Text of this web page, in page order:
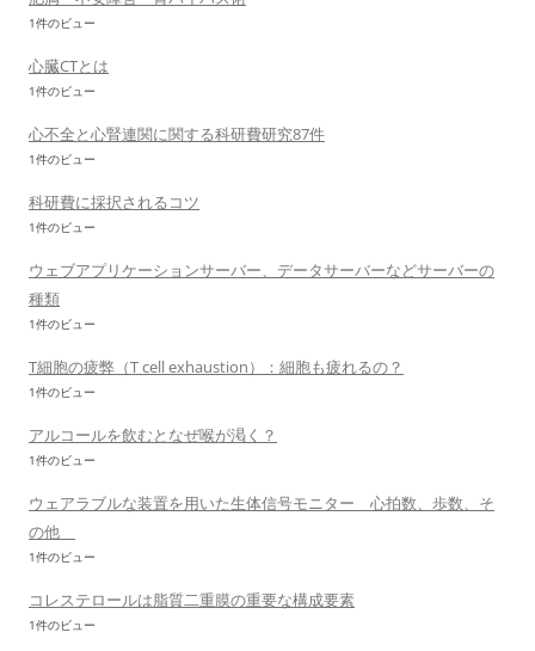
1件のビュー
心臓CTとは
1件のビュー
心不全と心腎連関に関する科研費研究87件
1件のビュー
科研費に採択されるコツ
1件のビュー
ウェブアプリケーションサーバー、データサーバーなどサーバーの
種類
1件のビュー
T細胞の疲弊（T cell exhaustion）：細胞も疲れるの？
1件のビュー
アルコールを飲むとなぜ喉が渇く？
1件のビュー
ウェアラブルな装置を用いた生体信号モニター 心拍数、歩数、そ
の他
1件のビュー
コレステロールは脂質二重膜の重要な構成要素
1件のビュー